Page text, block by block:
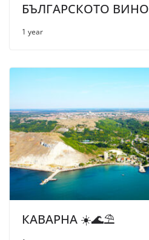
БЪЛГАРСКОТО ВИНО
1 year
КАВАРНА ☀️🌊⛱